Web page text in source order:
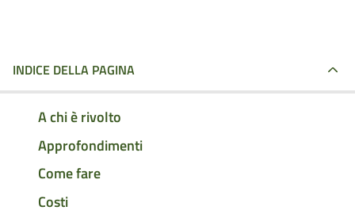
INDICE DELLA PAGINA
A chi è rivolto
Approfondimenti
Come fare
Costi